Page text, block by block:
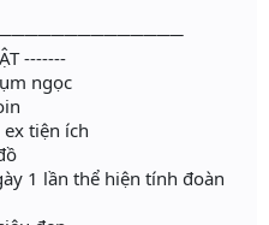
-------
ngọc
tiện ích
1 lần thể hiện tính đoàn